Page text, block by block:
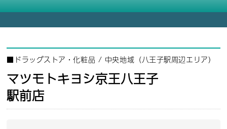
■ ドラッグストア・化粧品 / 中央地域（八王子駅周辺エリア）
マツモトキヨシ京王八王子
駅前店